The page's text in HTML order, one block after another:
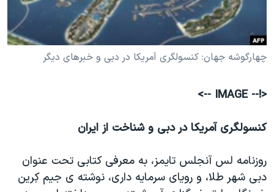
فرهنگ و زندگی
حقوق شهروندی
اقتصادی
اسرائیل در جنگ
گالری عکس
مستندها
انتخابات ریاست جمهوری آمریکا ۲۰۲۴
حمله جمهوری اسلامی به اسرائیل
ورزش زنان در ایران
اعتراضات زن، زندگی، آزادی
تریبونال مردمی آبان ۹۸
دادگاه حمید نوری
دنبال کنید
زبانهای مختلف
چهارگوشه جهان: کنسولگری آمريکا در دبی و خبرهای ديگر
<!-- IMAGE -->
کنسولگری آمريکا در دبی و شناخت از ايران
روزنامه لس آنجلس تايمز، به معرفی کتابی تحت عنوان
دبی شهر طلا، و رويای سرمايه داری، نوشته ی جيم کِرين